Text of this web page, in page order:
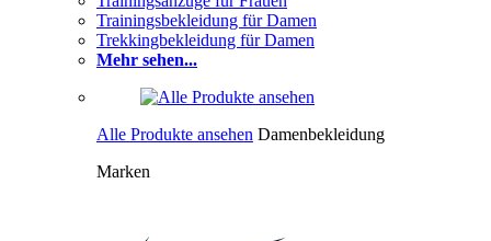
Trainingsbekleidung für Damen
Trekkingbekleidung für Damen
Mehr sehen...
Alle Produkte ansehen Damenbekleidung
Marken